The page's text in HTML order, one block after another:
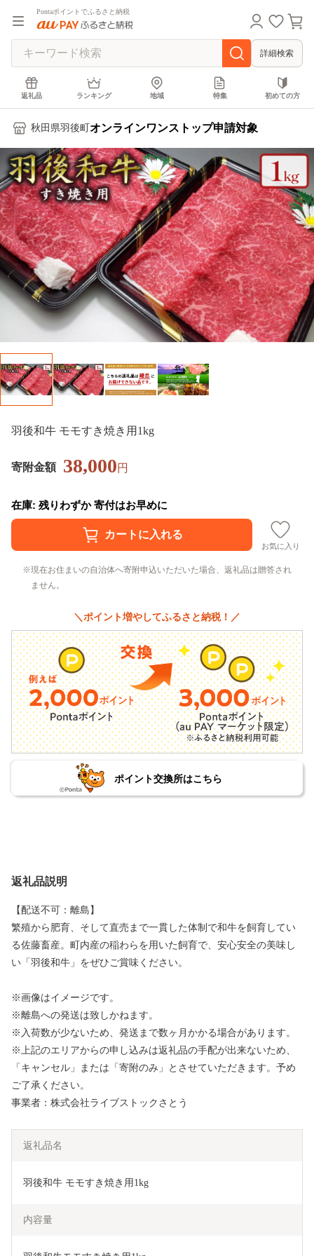
Pontaポイントでふるさと納税
詳細検索
返礼品 ランキング 地域 特集 初めての方
秋田県羽後町 オンラインワンストップ申請対象
羽後和牛 モモすき焼き用1kg
寄附金額 38,000円
在庫: 残りわずか 寄付はお早めに
お気に入り
現在お住まいの自治体へ寄附申込いただいた場合、返礼品は贈答され
ません。
＼ポイント増やしてふるさと納税！／
ポイント交換所はこちら
返礼品説明
【配送不可：離島】
繁殖から肥育、そして直売まで一貫した体制で和牛を飼育してい
る佐藤畜産。町内産の稲わらを用いた飼育で、安心安全の美味し
い「羽後和牛」をぜひご賞味ください。
※画像はイメージです。
※離島への発送は致しかねます。
※入荷数が少ないため、発送まで数ヶ月かかる場合があります。
※上記のエリアからの申し込みは返礼品の手配が出来ないため、
「キャンセル」または「寄附のみ」とさせていただきます。予め
ご了承ください。
事業者：株式会社ライブストックさとう
返礼品名
羽後和牛 モモすき焼き用1kg
内容量